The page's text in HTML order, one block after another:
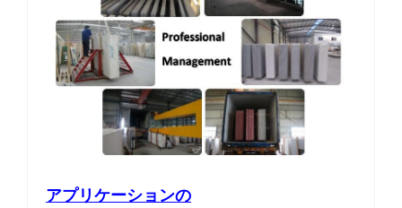
アプリケーションの